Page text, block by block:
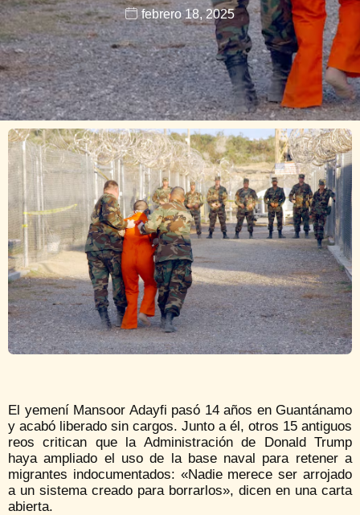
febrero 18, 2025
El yemení Mansoor Adayfi pasó 14 años en Guantánamo
y acabó liberado sin cargos. Junto a él, otros 15 antiguos
reos critican que la Administración de Donald Trump
haya ampliado el uso de la base naval para retener a
migrantes indocumentados: «Nadie merece ser arrojado
a un sistema creado para borrarlos», dicen en una carta
abierta.